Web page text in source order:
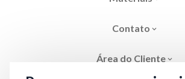
Contato
Área do Cliente